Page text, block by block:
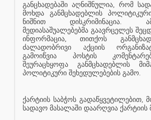
განცხადებაში აღნიშნულია, რომ
მოხდა განმცხადებლის
ნიშნით დისკრიმინაცია.
მედიასაშუალებებმა გაავრცელეს
ინფორმაცია, თითქოს
ძალადობრივი აქციის
გამოიწვია პოსტის
შეურაცხყოფა განმცხადებლის
პოლიტიკური შეხედულებების გამო.
ქარტიის საბჭოს გადაწყვეტილებით,
სადავო მასალაში დაარღვია ქარტიის